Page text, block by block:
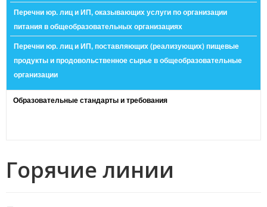
Перечни юр. лиц и ИП, оказывающих услуги по организации
питания в общеобразовательных организациях
Перечни юр. лиц и ИП, поставляющих (реализующих) пищевые
продукты и продовольственное сырье в общеобразовательные
организации
Образовательные стандарты и требования
Горячие линии